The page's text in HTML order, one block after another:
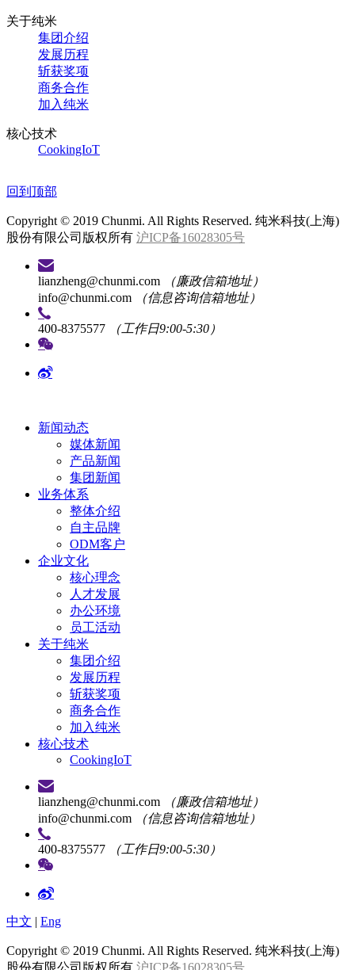
关于纯米
集团介绍
发展历程
斩获奖项
商务合作
加入纯米
核心技术
CookingIoT
回到顶部
Copyright © 2019 Chunmi. All Rights Reserved. 纯米科技(上海)
股份有限公司版权所有 沪ICP备16028305号
lianzheng@chunmi.com
（廉政信箱地址）
info@chunmi.com
（信息咨询信箱地址）
400-8375577 （工作日9:00-5:30）
新闻动态
媒体新闻
产品新闻
集团新闻
业务体系
整体介绍
自主品牌
ODM客户
企业文化
核心理念
人才发展
办公环境
员工活动
关于纯米
集团介绍
发展历程
斩获奖项
商务合作
加入纯米
核心技术
CookingIoT
lianzheng@chunmi.com
（廉政信箱地址）
info@chunmi.com
（信息咨询信箱地址）
400-8375577 （工作日9:00-5:30）
中文 | Eng
Copyright © 2019 Chunmi. All Rights Reserved. 纯米科技(上海)